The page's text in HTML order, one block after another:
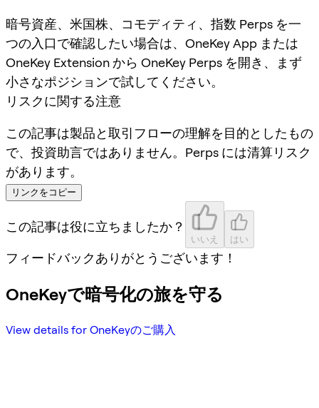
暗号資産、米国株、コモディティ、指数 Perps を一
つの入口で確認したい場合は、OneKey App または
OneKey Extension から OneKey Perps を開き、まず
小さなポジションで試してください。
リスクに関する注意
この記事は製品と取引フローの理解を目的としたもの
で、投資助言ではありません。Perps には清算リスク
があります。
リンクをコピー
この記事は役に立ちましたか？
いいえ はい
フィードバックありがとうございます！
OneKeyで暗号化の旅を守る
View details for OneKeyのご購入